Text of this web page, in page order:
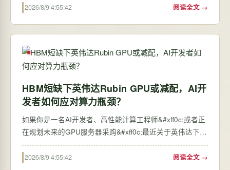
年&#xff0c;编程的本质将发生根本性改变&#xff0c;“人人都是
2026/8/9 4:55:42 阅读全文 →
HBM短缺下英伟达Rubin GPU或减配，AI开
发者如何应对算力瓶颈？
如果你是一名AI开发者、高性能计算工程师&#xff0c;或者正
在规划未来的GPU服务器采购&#xff0c;最近关于英伟达下一
代GPU架构“Rubin”的传闻&#xff0c;可能比任何技术更新都
更值得你关注。这不仅仅是一个产品规格的调整&#xff0c;它
2026/8/9 4:55:42 阅读全文 →